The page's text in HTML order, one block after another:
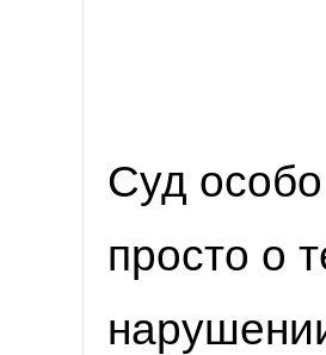
Суд
просто о